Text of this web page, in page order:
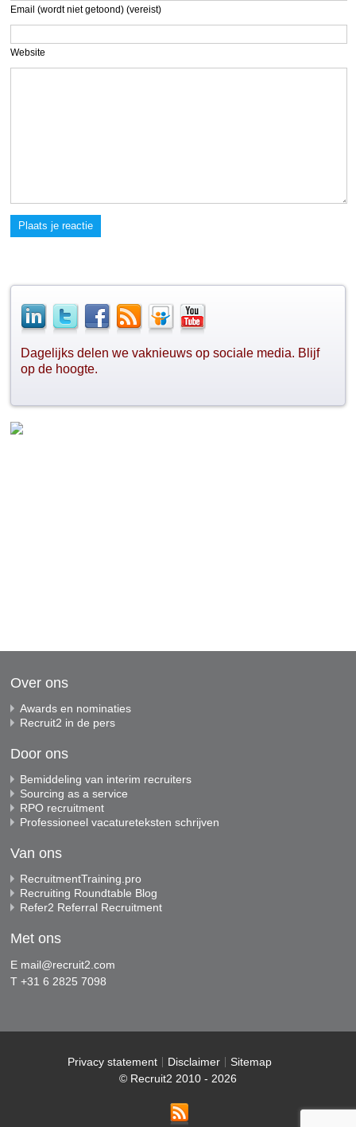
Email (wordt niet getoond) (vereist)
Website
Plaats je reactie
Dagelijks delen we vaknieuws op sociale media. Blijf
op de hoogte.
Over ons
Awards en nominaties
Recruit2 in de pers
Door ons
Bemiddeling van interim recruiters
Sourcing as a service
RPO recruitment
Professioneel vacatureteksten schrijven
Van ons
RecruitmentTraining.pro
Recruiting Roundtable Blog
Refer2 Referral Recruitment
Met ons
E mail@recruit2.com
T +31 6 2825 7098
Privacy statement Disclaimer
Sitemap
© Recruit2 2010 - 2026